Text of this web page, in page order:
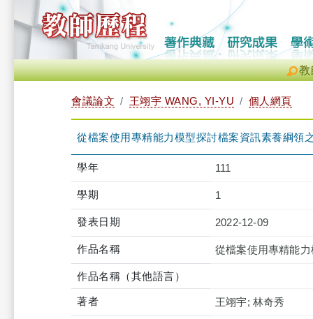
教
會議論文 王翊宇 WANG, YI-YU 個人網頁
從檔案使用專精能力模型探討檔案資訊素養綱領
學年 111
學期 1
發表日期 2022-12-09
作品名稱 從檔案使用專精能
作品名稱（其他語言）
著者 王翊宇; 林奇秀